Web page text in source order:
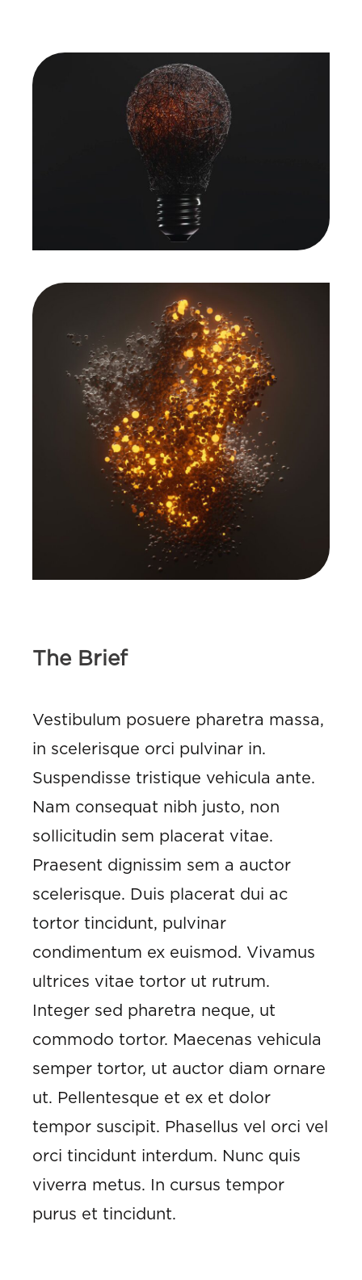
The Brief
Vestibulum posuere pharetra massa,
in scelerisque orci pulvinar in.
Suspendisse tristique vehicula ante.
Nam consequat nibh justo, non
sollicitudin sem placerat vitae.
Praesent dignissim sem a auctor
scelerisque. Duis placerat dui ac
tortor tincidunt, pulvinar
condimentum ex euismod. Vivamus
ultrices vitae tortor ut rutrum.
Integer sed pharetra neque, ut
commodo tortor. Maecenas vehicula
semper tortor, ut auctor diam ornare
ut. Pellentesque et ex et dolor
tempor suscipit. Phasellus vel orci vel
orci tincidunt interdum. Nunc quis
viverra metus. In cursus tempor
purus et tincidunt.